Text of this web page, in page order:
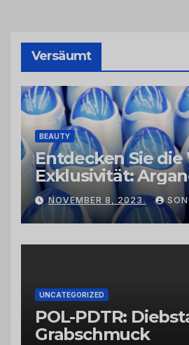
Versäumt
BEAUTY
Entdecken Sie
Exklusivität:
Großhändlern
NOVEMBER 8, 2023
UNCATEGORIZED
POL-PDTR:
Grabschmuck